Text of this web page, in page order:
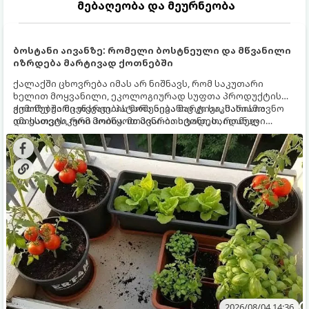
მებაღეობა და მეურნეობა
ბოსტანი აივანზე: რომელი ბოსტნეული და მწვანილი
იზრდება მარტივად ქოთნებში
ქალაქში ცხოვრება იმას არ ნიშნავს, რომ საკუთარი
ხელით მოყვანილი, ეკოლოგიურად სუფთა პროდუქტის
გემოზე უარი თქვათ. პატარა აივანიც კი საკმარისია
იმისათვის, რომ მოიწყოთ მინი-ბოსტანი, საიდანაც
ყოველდღიურად ახალ, არომატულ მწვანილსა და
ბოსტნეულს მოკრეფთ.
ქოთნებში მცენარეების მოშენება მარტივი, სასიამოვნო
და ესთეტიკური ჰობია. მთავარია იცოდეთ, რომელი
კულტურები ეგუებიან ქოთნის პირობებს ყველაზე კარგად
და როგორ მოუაროთ მათ სწორად.